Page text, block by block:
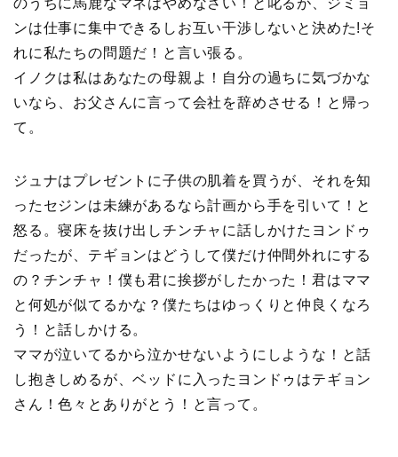
のうちに馬鹿なマネはやめなさい！と叱るが、ジミョ
ンは仕事に集中できるしお互い干渉しないと決めた!そ
れに私たちの問題だ！と言い張る。
イノクは私はあなたの母親よ！自分の過ちに気づかな
いなら、お父さんに言って会社を辞めさせる！と帰っ
て。
ジュナはプレゼントに子供の肌着を買うが、それを知
ったセジンは未練があるなら計画から手を引いて！と
怒る。寝床を抜け出しチンチャに話しかけたヨンドゥ
だったが、テギョンはどうして僕だけ仲間外れにする
の？チンチャ！僕も君に挨拶がしたかった！君はママ
と何処が似てるかな？僕たちはゆっくりと仲良くなろ
う！と話しかける。
ママが泣いてるから泣かせないようにしような！と話
し抱きしめるが、ベッドに入ったヨンドゥはテギョン
さん！色々とありがとう！と言って。